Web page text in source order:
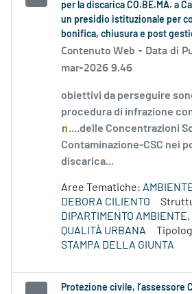
per la discarica CO.BE.MA. a
un presidio istituzionale per
bonifica, chiusura e post
Contenuto Web - Data di
mar-2026 9.46
obiettivi da perseguire
procedura di infrazione
n....delle Concentrazioni
Contaminazione-CSC nei
discarica...
Aree Tematiche:
DEBORA CILIENTO
DIPARTIMENTO AMBIENTE,
QUALITÀ URBANA
STAMPA DELLA GIUNTA
Protezione civile, l’assessore